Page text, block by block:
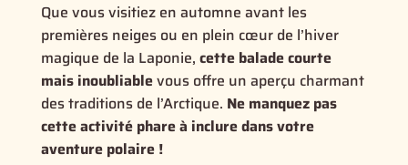
Que vous visitiez en automne avant les
premières neiges ou en plein cœur de l’hiver
magique de la Laponie, cette balade courte
mais inoubliablevous offre un aperçu charmant
des traditions de l’Arctique. Ne manquez pas
cette activité phare à inclure dans votre
aventure polaire !